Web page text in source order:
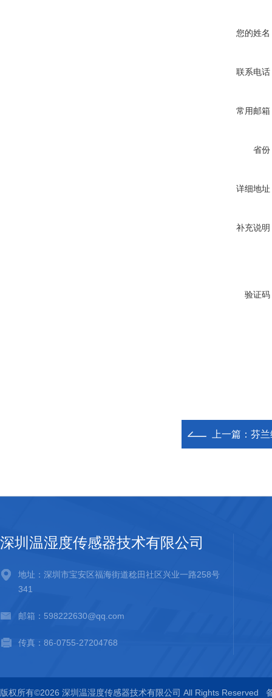
您的姓名
联系电话
常用邮箱
省份
详细地址
补充说明
验证码
上一篇： 芬
深圳温湿度传感器技术有限公司
地址：深圳市宝安区福海街道稔田社区兴业一路258号
341
邮箱：598222630@qq.com
传真：86-0755-27204768
版权所有©2026 深圳温湿度传感器技术有限公司 All Rights Reserved